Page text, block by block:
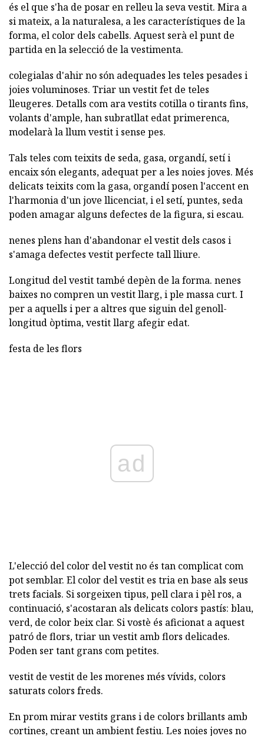
és el que s'ha de posar en relleu la seva vestit. Mira a
si mateix, a la naturalesa, a les característiques de la
forma, el color dels cabells. Aquest serà el punt de
partida en la selecció de la vestimenta.
colegialas d'ahir no són adequades les teles pesades i
joies voluminoses. Triar un vestit fet de teles
lleugeres. Detalls com ara vestits cotilla o tirants fins,
volants d'ample, han subratllat edat primerenca,
modelarà la llum vestit i sense pes.
Tals teles com teixits de seda, gasa, organdí, setí i
encaix són elegants, adequat per a les noies joves. Més
delicats teixits com la gasa, organdí posen l'accent en
l'harmonia d'un jove llicenciat, i el setí, puntes, seda
poden amagar alguns defectes de la figura, si escau.
nenes plens han d'abandonar el vestit dels casos i
s'amaga defectes vestit perfecte tall lliure.
Longitud del vestit també depèn de la forma. nenes
baixes no compren un vestit llarg, i ple massa curt. I
per a aquells i per a altres que siguin del genoll-
longitud òptima, vestit llarg afegir edat.
festa de les flors
ad
L'elecció del color del vestit no és tan complicat com
pot semblar. El color del vestit es tria en base als seus
trets facials. Si sorgeixen tipus, pell clara i pèl ros, a
continuació, s'acostaran als delicats colors pastís: blau,
verd, de color beix clar. Si vostè és aficionat a aquest
patró de flors, triar un vestit amb flors delicades.
Poden ser tant grans com petites.
vestit de vestit de les morenes més vívids, colors
saturats colors freds.
En prom mirar vestits grans i de colors brillants amb
cortines, creant un ambient festiu. Les noies joves no